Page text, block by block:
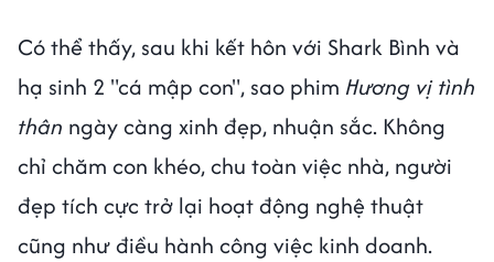
Có thể thấy, sau khi kết hôn với Shark Bình và
hạ sinh 2 "cá mập con", sao phim Hương vị tình
thân ngày càng xinh đẹp, nhuận sắc. Không
chỉ chăm con khéo, chu toàn việc nhà, người
đẹp tích cực trở lại hoạt động nghệ thuật
cũng như điều hành công việc kinh doanh.